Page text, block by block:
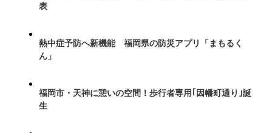
表
熱中症予防へ新機能 福岡県の防災アプリ「まもるく
ん」
福岡市・天神に憩いの空間！歩行者専用｢因幡町通り｣誕
生